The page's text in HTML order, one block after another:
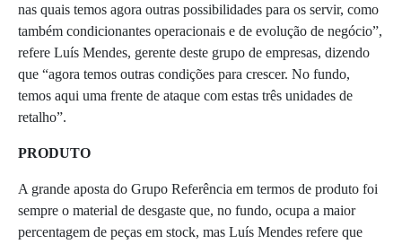
nas quais temos agora outras possibilidades para os servir, como
também condicionantes operacionais e de evolução de negócio”,
refere Luís Mendes, gerente deste grupo de empresas, dizendo
que “agora temos outras condições para crescer. No fundo,
temos aqui uma frente de ataque com estas três unidades de
retalho”.
PRODUTO
A grande aposta do Grupo Referência em termos de produto foi
sempre o material de desgaste que, no fundo, ocupa a maior
percentagem de peças em stock, mas Luís Mendes refere que